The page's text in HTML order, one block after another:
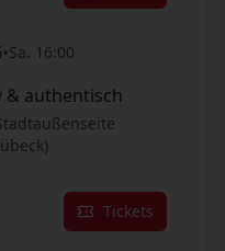
•Sa. 16:00
authentisch
Tickets